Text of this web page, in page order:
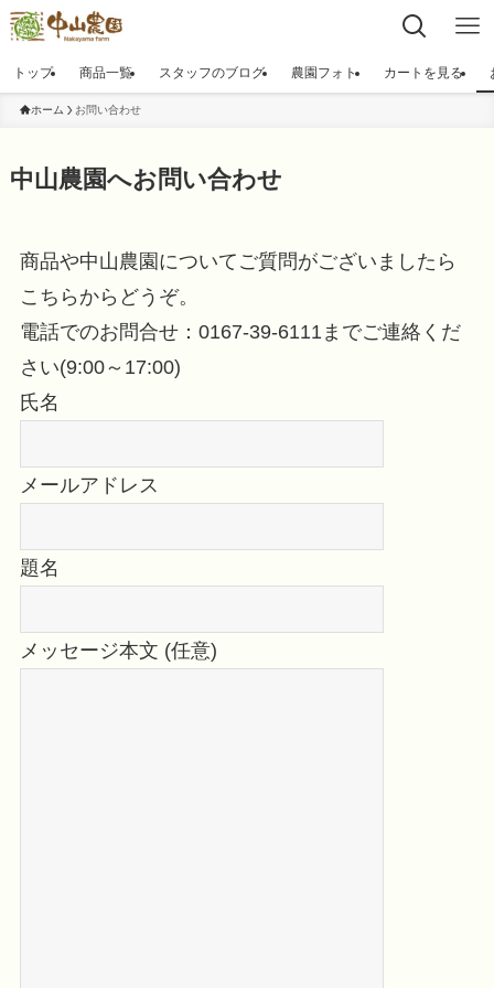
トップ 商品一覧 スタッフのブログ 農園フォト カートを見る
ホーム お問い合わせ
中山農園へお問い合わせ
商品や中山農園についてご質問がございましたら
こちらからどうぞ。
電話でのお問合せ：0167-39-6111までご連絡くだ
さい(9:00～17:00)
氏名
メールアドレス
題名
メッセージ本文 (任意)